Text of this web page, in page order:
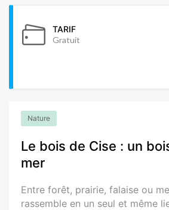
TARIF
Gratuit
Nature
Le bois de Cise : un
mer
Entre forêt, prairie, falaise ou
rassemble en un seul et même